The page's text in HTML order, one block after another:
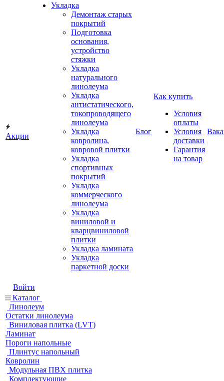
Акции
Укладка
Демонтаж старых
покрытий
Подготовка
основания,
устройство
стяжки
Укладка
натурального
линолеума
Укладка
антистатического,
токопроводящего
линолеума
Укладка
ковролина,
ковровой плитки
Укладка
спортивных
покрытий
Укладка
коммерческого
линолеума
Укладка
виниловой и
кварцвиниловой
плитки
Укладка ламината
Укладка
паркетной доски
Блог
Как купить
Условия
оплаты
Условия
доставки
Гарантия
на товар
Войти
Каталог
Линолеум
Остатки линолеума
Виниловая плитка (LVT)
Ламинат
Пороги напольные
Плинтус напольный
Ковролин
Модульная ПВХ плитка
Комплектующие